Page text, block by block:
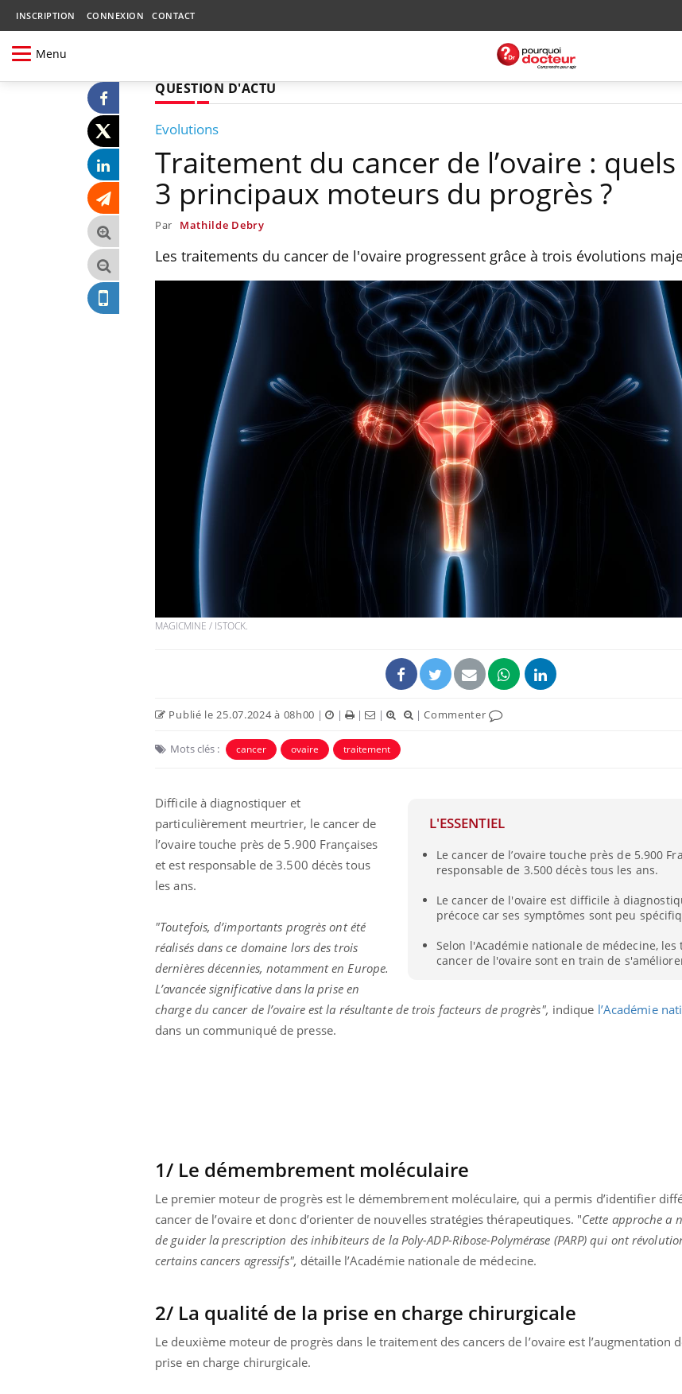
INSCRIPTION CONNEXION CONTACT
Menu
QUESTION D'ACTU
Evolutions
Traitement du cancer de l’ovaire :
3 principaux moteurs du progrès ?
Par Mathilde Debry
Les traitements du cancer de l'ovaire progressent grâce à trois évolutions
MAGICMINE / ISTOCK.
Publié le 25.07.2024 à 08h00 | | | | |Commenter
Mots clés : cancer ovaire traitement
L'ESSENTIEL
Le cancer de l’ovaire touche près de 5.900
responsable de 3.500 décès tous les ans.
Le cancer de l'ovaire est difficile à
précoce car ses symptômes sont peu
Selon l'Académie nationale de médecine,
cancer de l'ovaire sont en train de
Difficile à diagnostiquer et
particulièrement meurtrier, le cancer de
l’ovaire touche près de 5.900 Françaises
et est responsable de 3.500 décès tous
les ans.
"Toutefois, d’importants progrès ont été
réalisés dans ce domaine lors des trois
dernières décennies, notamment en Europe.
L’avancée significative dans la prise en
charge du cancer de l’ovaire est la résultante de trois facteurs de progrès", indique l’Académie
dans un communiqué de presse.
1/ Le démembrement moléculaire
Le premier moteur de progrès est le démembrement moléculaire, qui a permis d’identifier
cancer de l’ovaire et donc d’orienter de nouvelles stratégies thérapeutiques. "Cette approche a
de guider la prescription des inhibiteurs de la Poly-ADP-Ribose-Polymérase (PARP) qui ont
certains cancers agressifs", détaille l’Académie nationale de médecine.
2/ La qualité de la prise en charge chirurgicale
Le deuxième moteur de progrès dans le traitement des cancers de l’ovaire est l’augmentation
prise en charge chirurgicale.
Les troubles du sommeil
modifient votre cerveau !
Mon enfant est-il trop
sensible ou simplement
très empathique ?
Bébés, jeunes enfants :
quelle trousse à
pharmacie pour les
vacances ?
Syndrome métabolique :
quels sont les meilleurs
exercices physiques ?
Comment éviter une otite
pendant les vacances ?
Hantavirus : un cas
détecté chez un touriste
en France
Eczéma Chronique des Mains :
expliquer ma maladie
d'autres non ! D'un côté, poser des
questions sur la maladie d'un proche c'est
Youtube
Carence en fer : comprendre pour
Youtube
Fatigue, irritabilité, brouillard mental ou
même alopécie… Les symptômes de la
...
Youtube
Insuline &
osait en parler??
En 2026, l'insuline
reste entourée